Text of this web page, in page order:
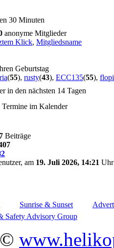
30 Minuten
anonyme Mitglieder
Klick, Mitgliedsname
Geburtstag
(55), rusty(43), ECC135(55),
in den nächsten 14 Tagen
Termine im Kalender
Beiträge
am 19. Juli 2026, 14:21 Uhr
Sunrise & Sunset
Safety Advisory Group
©